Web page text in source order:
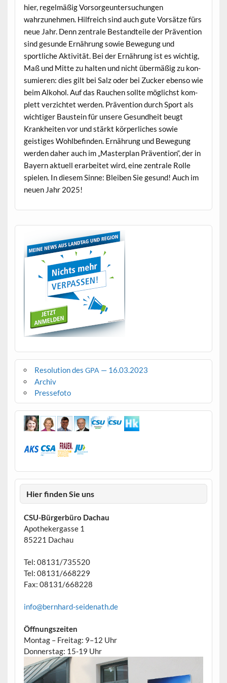
hier, regelmäßig Vor­sorge­un­ter­suchun­gen
wahrzunehmen. Hil­fre­ich sind auch gute Vorsätze fürs
neue Jahr. Denn zen­trale Bestandteile der Präven­tion
sind gesunde Ernährung sowie Bewe­gung und
sportliche Aktiv­ität. Bei der Ernährung ist es wichtig,
Maß und Mitte zu hal­ten und nicht über­mäßig zu kon­
sum­ieren: dies gilt bei Salz oder bei Zuck­er eben­so wie
beim Alko­hol. Auf das Rauchen sollte möglichst kom­
plett verzichtet wer­den. Präven­tion durch Sport als
wichtiger Baustein für unsere Gesund­heit beugt
Krankheit­en vor und stärkt kör­per­lich­es sowie
geistiges Wohlbefind­en. Ernährung und Bewe­gung
wer­den daher auch im „Mas­ter­plan Präven­tion“, der in
Bay­ern aktuell erar­beit­et wird, eine zen­trale Rolle
spie­len. In diesem Sinne: Bleiben Sie gesund! Auch im
neuen Jahr 2025!
Resolution des GPA — 16.03.2023
Archiv
Pressefoto
Hier finden Sie uns
CSU-Bürgerbüro Dachau
Apothekergasse 1
85221 Dachau
Tel: 08131/735520
Tel: 08131/668229
Fax: 08131/668228
info@bernhard-seidenath.de
Öffnungszeiten
Montag – Freitag: 9–12 Uhr
Donnerstag: 15-19 Uhr